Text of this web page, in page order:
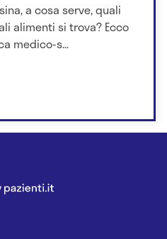
a cosa serve, quali
alimenti si trova? Ecco
medico-s...